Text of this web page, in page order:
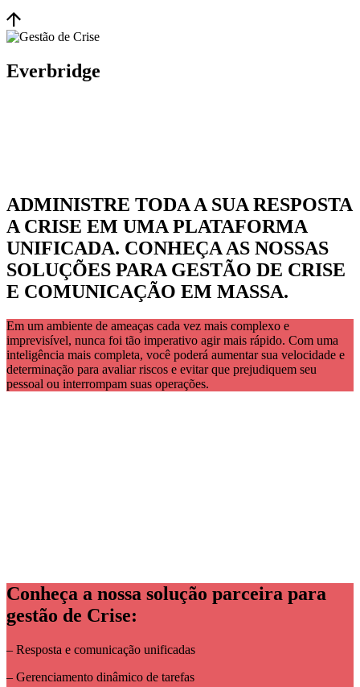
Everbridge
ADMINISTRE TODA A SUA RESPOSTA
A CRISE EM UMA PLATAFORMA
UNIFICADA. CONHEÇA AS NOSSAS
SOLUÇÕES PARA GESTÃO DE CRISE
E COMUNICAÇÃO EM MASSA.
Em um ambiente de ameaças cada vez mais complexo e
imprevisível, nunca foi tão imperativo agir mais rápido. Com uma
inteligência mais completa, você poderá aumentar sua velocidade e
determinação para avaliar riscos e evitar que prejudiquem seu
pessoal ou interrompam suas operações.
Conheça a nossa solução parceira para
gestão de Crise:
– Resposta e comunicação unificadas
– Gerenciamento dinâmico de tarefas